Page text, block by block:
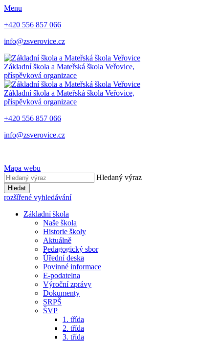
Menu
+420 556 857 066
info@zsverovice.cz
Základní škola a Mateřská škola Veřovice,
příspěvková organizace
Základní škola a Mateřská škola Veřovice,
příspěvková organizace
+420 556 857 066
info@zsverovice.cz
Mapa webu
Hledaný výraz
Hledat
rozšířené vyhledávání
Základní škola
Naše škola
Historie školy
Aktuálně
Pedagogický sbor
Úřední deska
Povinné informace
E-podatelna
Výroční zprávy
Dokumenty
SRPŠ
ŠVP
1. třída
2. třída
3. třída